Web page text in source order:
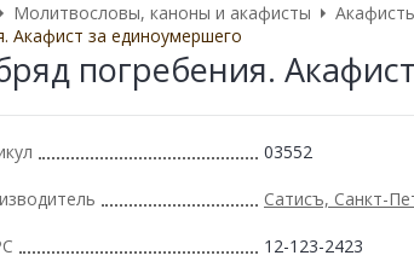
Молитвословы, каноны и акафисты
Акафист за единоумершего
погребения.
03552
Сатисъ, Санкт-
12-123-2423